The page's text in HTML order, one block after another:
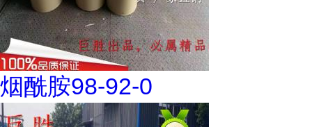
烟酰胺98-92-0